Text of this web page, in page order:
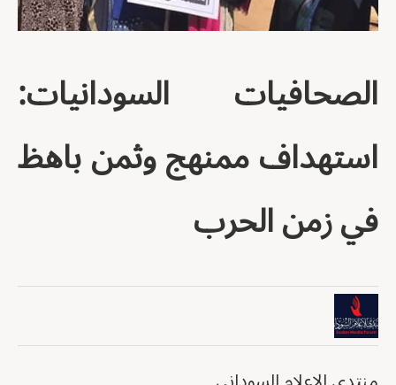
الصحافيات السودانيات:
استهداف ممنهج وثمن باهظ
في زمن الحرب